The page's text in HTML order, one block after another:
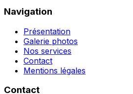
Navigation
Présentation
Galerie photos
Nos services
Contact
Mentions légales
Contact